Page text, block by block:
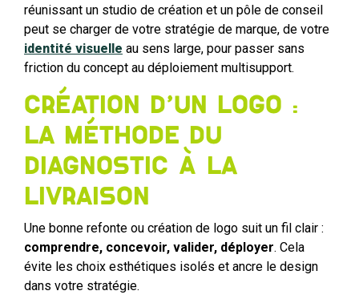
réunissant un studio de création et un pôle de conseil
peut se charger de votre stratégie de marque, de votre
identité visuelle au sens large, pour passer sans
friction du concept au déploiement multisupport.
Création d’un logo :
la méthode du
diagnostic à la
livraison
Une bonne refonte ou création de logo suit un fil clair :
comprendre, concevoir, valider, déployer. Cela
évite les choix esthétiques isolés et ancre le design
dans votre stratégie.